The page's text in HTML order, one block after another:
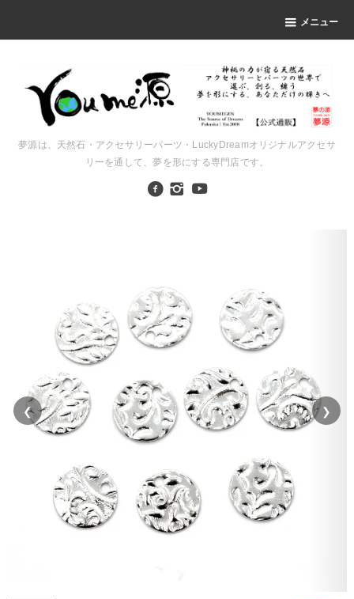
メニュー
夢源は、天然石・アクセサリーパーツ・LuckyDreamオリジナルアクセサ
リーを通して、夢を形にする専門店です。
❮ ❯